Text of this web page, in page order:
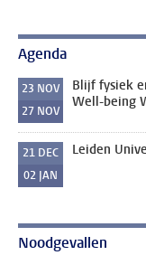
Agenda
23 NOV
27 NOV
Blijf fysiek
Well-being
21 DEC
02 JAN
Leiden
Noodgevallen